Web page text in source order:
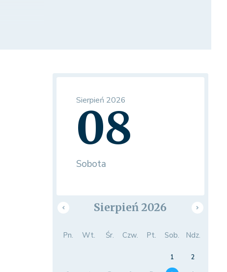
Sierpień 2026
08
Sobota
Sierpień 2026
Pn. Wt. Śr. Czw. Pt. Sob. Ndz.
1
2